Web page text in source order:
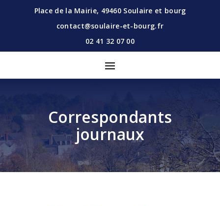
Place de la Mairie, 49460 Soulaire et bourg
contact@soulaire-et-bourg.fr
02 41 32 07 00
Correspondants
journaux